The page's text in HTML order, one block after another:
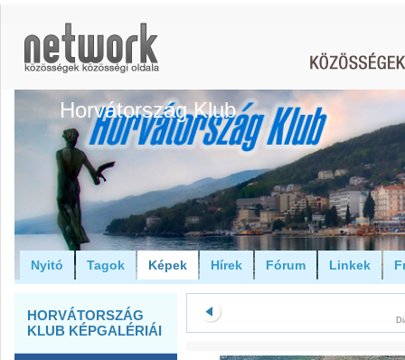
Horvátország Klub
Nyitó Tagok Képek Hírek Fórum Linkek
HORVÁTORSZÁG
KLUB KÉPGALÉRIÁI